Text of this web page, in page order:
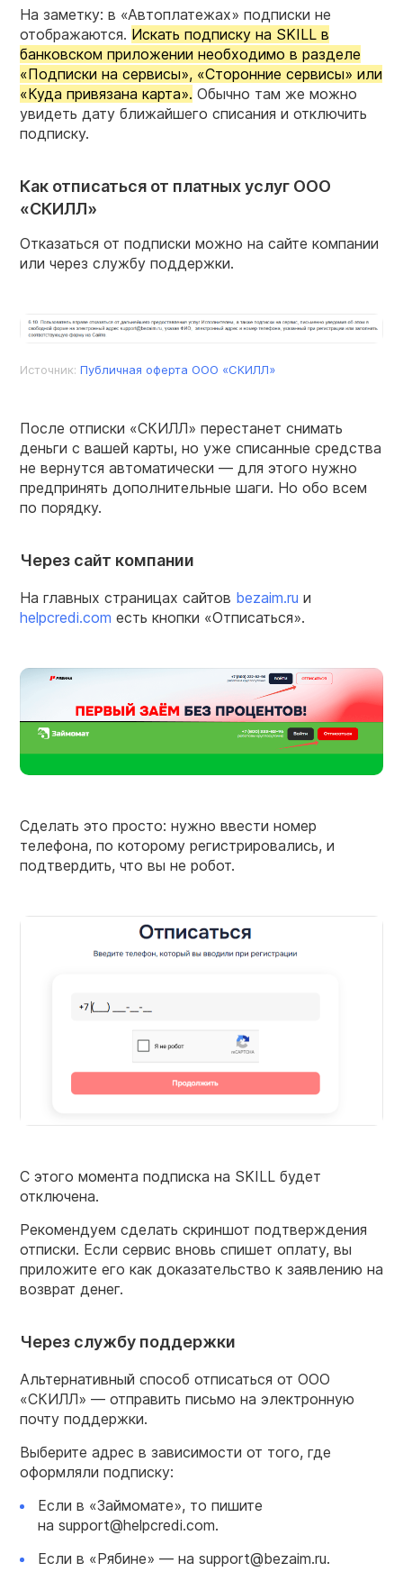
На заметку: в «Автоплатежах» подписки не
отображаются. Искать подписку на SKILL в
банковском приложении необходимо в разделе
«Подписки на сервисы», «Сторонние сервисы» или
«Куда привязана карта». Обычно там же можно
увидеть дату ближайшего списания и отключить
подписку.
Как отписаться от платных услуг ООО
«СКИЛЛ»
Отказаться от подписки можно на сайте компании
или через службу поддержки.
Источник: Публичная оферта ООО «СКИЛЛ»
После отписки «СКИЛЛ» перестанет снимать
деньги с вашей карты, но уже списанные средства
не вернутся автоматически — для этого нужно
предпринять дополнительные шаги. Но обо всем
по порядку.
Через сайт компании
На главных страницах сайтов bezaim.ru и
helpcredi.com есть кнопки «Отписаться».
Сделать это просто: нужно ввести номер
телефона, по которому регистрировались, и
подтвердить, что вы не робот.
С этого момента подписка на SKILL будет
отключена.
Рекомендуем сделать скриншот подтверждения
отписки. Если сервис вновь спишет оплату, вы
приложите его как доказательство к заявлению на
возврат денег.
Через службу поддержки
Альтернативный способ отписаться от ООО
«СКИЛЛ» — отправить письмо на электронную
почту поддержки.
Выберите адрес в зависимости от того, где
оформляли подписку:
Если в «Займомате», то пишите
на support@helpcredi.com.
Если в «Рябине» — на support@bezaim.ru.